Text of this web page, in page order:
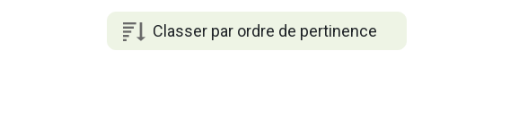
Classer par ordre de pertinence